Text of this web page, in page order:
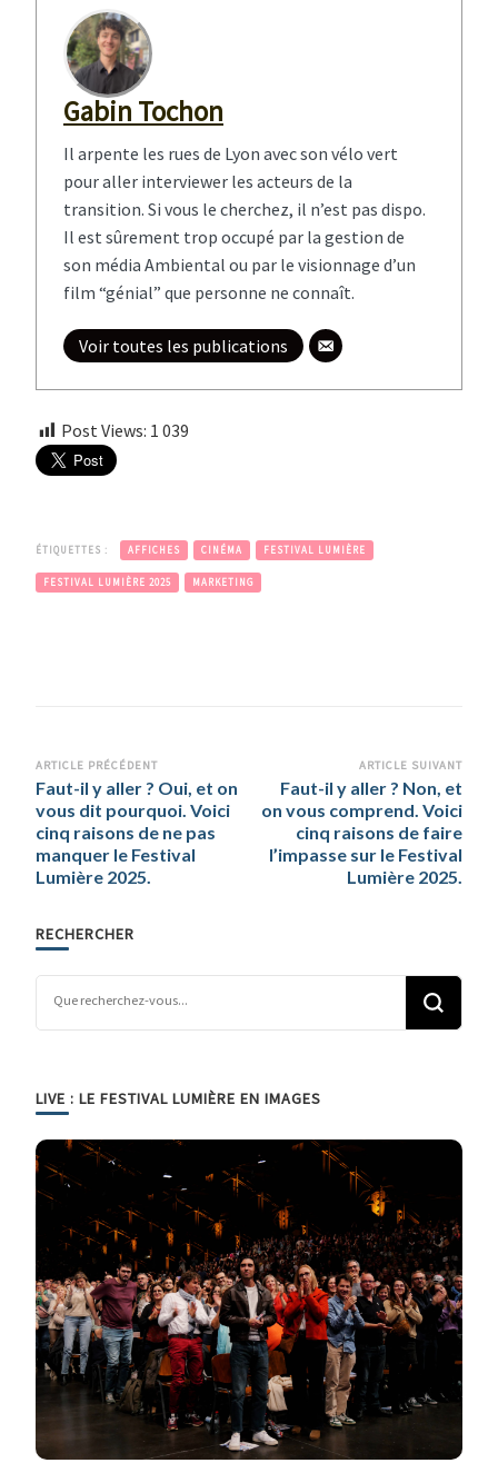
Gabin Tochon
Il arpente les rues de Lyon avec son vélo vert
pour aller interviewer les acteurs de la
transition. Si vous le cherchez, il n’est pas dispo.
Il est sûrement trop occupé par la gestion de
son média Ambiental ou par le visionnage d’un
film “génial” que personne ne connaît.
Voir toutes les publications
Post Views: 1 039
ÉTIQUETTES : AFFICHES CINÉMA FESTIVAL LUMIÈRE
FESTIVAL LUMIÈRE 2025 MARKETING
Navigation
d’article
ARTICLE PRÉCÉDENT
Faut-il y aller ? Oui, et on
vous dit pourquoi. Voici
cinq raisons de ne pas
manquer le Festival
Lumière 2025.
ARTICLE SUIVANT
Faut-il y aller ? Non, et
on vous comprend. Voici
cinq raisons de faire
l’impasse sur le Festival
Lumière 2025.
RECHERCHER
LIVE : LE FESTIVAL LUMIÈRE EN IMAGES